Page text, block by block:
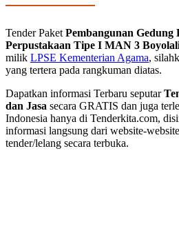
Tender Paket Pembangunan
Perpustakaan Tipe I MAN 3
milik LPSE Kementerian Agama,
yang tertera pada rangkuman diatas.
Dapatkan informasi Terbaru seputar
dan Jasa secara GRATIS dan juga
Indonesia hanya di Tenderkita.com,
informasi langsung dari website-
tender/lelang secara terbuka.